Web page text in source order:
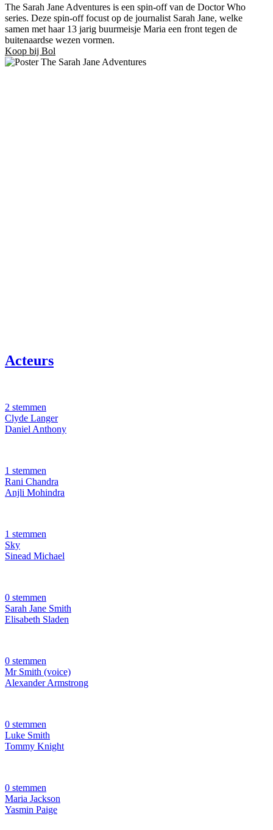
The Sarah Jane Adventures is een spin-off van de Doctor Who
series. Deze spin-off focust op de journalist Sarah Jane, welke
samen met haar 13 jarig buurmeisje Maria een front tegen de
buitenaardse wezen vormen.
Koop bij Bol
Acteurs
2 stemmen
Clyde Langer
Daniel Anthony
1 stemmen
Rani Chandra
Anjli Mohindra
1 stemmen
Sky
Sinead Michael
0 stemmen
Sarah Jane Smith
Elisabeth Sladen
0 stemmen
Mr Smith (voice)
Alexander Armstrong
0 stemmen
Luke Smith
Tommy Knight
0 stemmen
Maria Jackson
Yasmin Paige